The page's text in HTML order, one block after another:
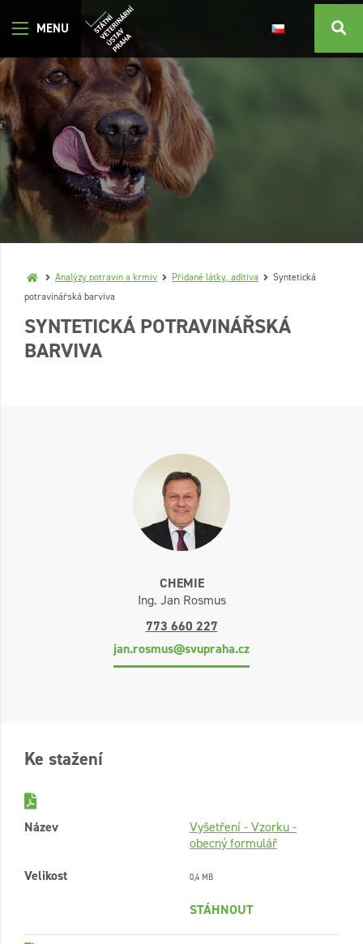
Analýzy potravin a krmiv Přidané látky, aditiva
Syntetická
potravinářská barviva
SYNTETICKÁ POTRAVINÁŘSKÁ
BARVIVA
CHEMIE
Ing. Jan Rosmus
773 660 227
jan.rosmus@svupraha.cz
Ke stažení
Název
Vyšetření - Vzorku -
obecný formulář
Velikost
0,4 MB
STÁHNOUT